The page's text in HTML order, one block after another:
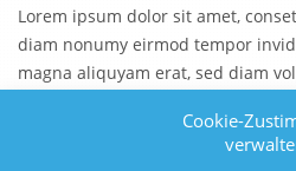
Cookie-
Lorem ipsum dolor sit amet,
diam nonumy eirmod tempor
magna aliquyam erat, sed diam
gubergren, no sea takimata